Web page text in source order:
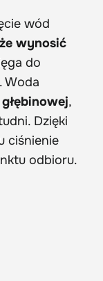
wód
wynosić
do
Woda
,
Dzięki
ciśnienie
odbioru.